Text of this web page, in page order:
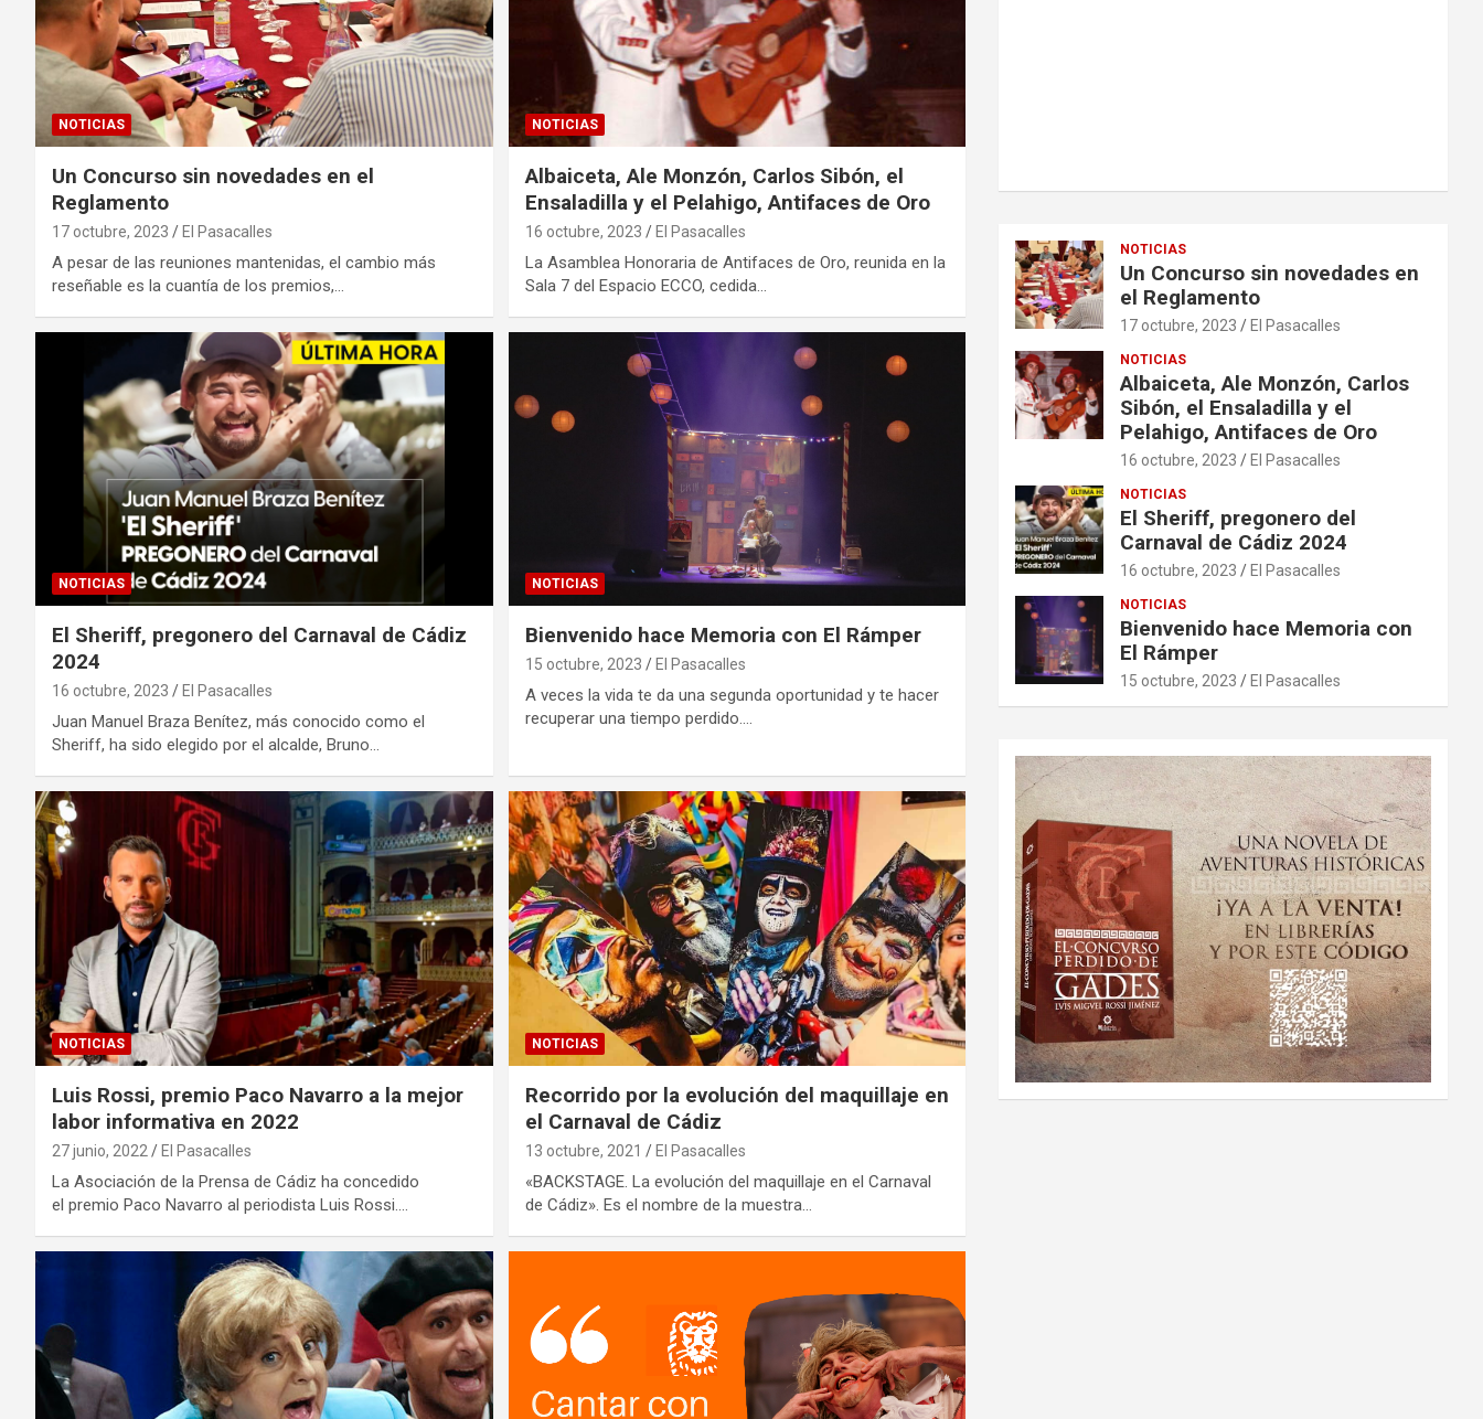
NOTICIAS
Un Concurso sin novedades en el
Reglamento
17 octubre, 2023 El Pasacalles
A pesar de las reuniones mantenidas, el cambio más
reseñable es la cuantía de los premios,…
NOTICIAS
Albaiceta, Ale Monzón, Carlos Sibón, el
Ensaladilla y el Pelahigo, Antifaces de Oro
16 octubre, 2023 El Pasacalles
La Asamblea Honoraria de Antifaces de Oro, reunida en la
Sala 7 del Espacio ECCO, cedida…
NOTICIAS
El Sheriff, pregonero del Carnaval de Cádiz
2024
16 octubre, 2023 El Pasacalles
Juan Manuel Braza Benítez, más conocido como el
Sheriff, ha sido elegido por el alcalde, Bruno…
NOTICIAS
Bienvenido hace Memoria con El Rámper
15 octubre, 2023 El Pasacalles
A veces la vida te da una segunda oportunidad y te hacer
recuperar una tiempo perdido.…
NOTICIAS
Luis Rossi, premio Paco Navarro a la mejor
labor informativa en 2022
27 junio, 2022 El Pasacalles
La Asociación de la Prensa de Cádiz ha concedido
el premio Paco Navarro al periodista Luis Rossi.…
NOTICIAS
Recorrido por la evolución del maquillaje en
el Carnaval de Cádiz
13 octubre, 2021 El Pasacalles
«BACKSTAGE. La evolución del maquillaje en el Carnaval
de Cádiz». Es el nombre de la muestra…
NOTICIAS
Un Concurso sin novedades en
el Reglamento
17 octubre, 2023 El Pasacalles
NOTICIAS
Albaiceta, Ale Monzón, Carlos
Sibón, el Ensaladilla y el
Pelahigo, Antifaces de Oro
16 octubre, 2023 El Pasacalles
NOTICIAS
El Sheriff, pregonero del
Carnaval de Cádiz 2024
16 octubre, 2023 El Pasacalles
NOTICIAS
Bienvenido hace Memoria con
El Rámper
15 octubre, 2023 El Pasacalles